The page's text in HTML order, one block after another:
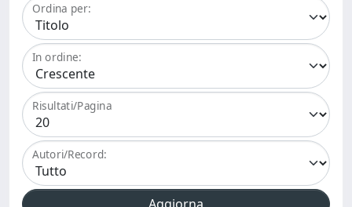
Ordina per:
In ordine:
Risultati/Pagina
Autori/Record: